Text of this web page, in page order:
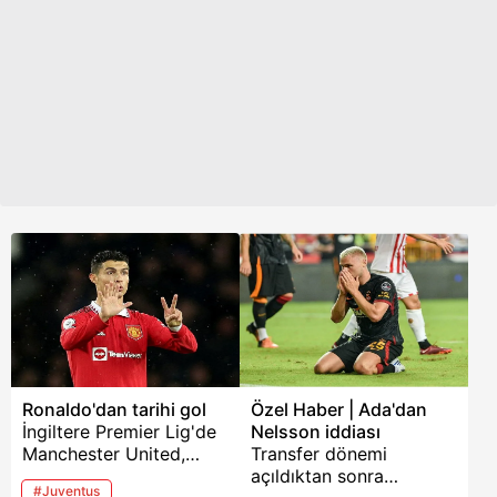
Ronaldo'dan tarihi gol
İngiltere Premier Lig'de
Manchester United,
deplasmanda Everton'u
#Juventus
Özel Haber | Ada'dan
Nelsson iddiası
Transfer dönemi
açıldıktan sonra